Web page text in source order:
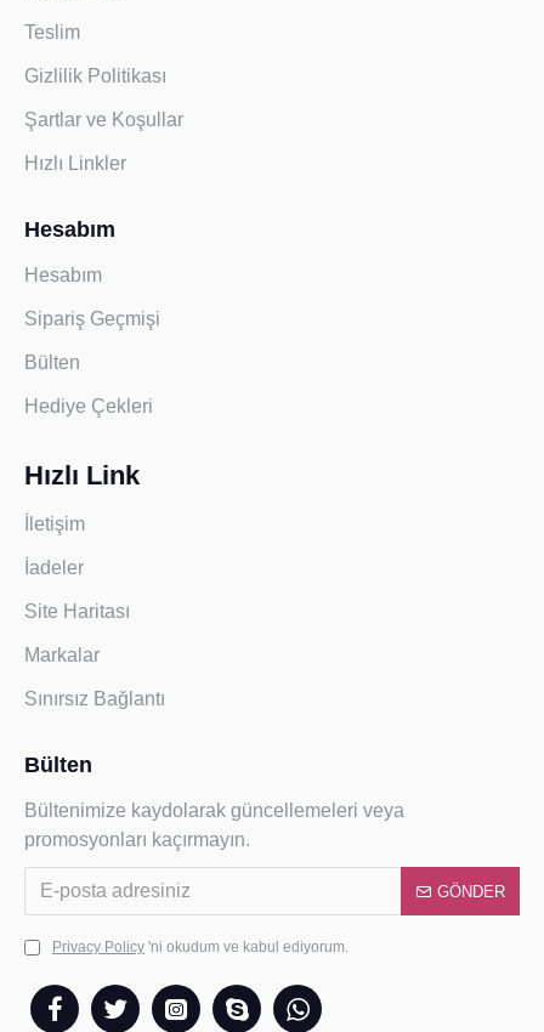
Teslim
Gizlilik Politikası
Şartlar ve Koşullar
Hızlı Linkler
Hesabım
Hesabım
Sipariş Geçmişi
Bülten
Hediye Çekleri
Hızlı Link
İletişim
İadeler
Site Haritası
Markalar
Sınırsız Bağlantı
Bülten
Bültenimize kaydolarak güncellemeleri veya
promosyonları kaçırmayın.
GÖNDER
Privacy Policy 'ni okudum ve kabul ediyorum.